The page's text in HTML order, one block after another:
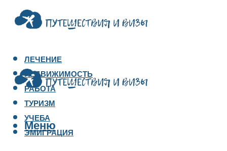
ЛЕЧЕНИЕ
НЕДВИЖИМОСТЬ
РАБОТА
ТУРИЗМ
УЧЕБА
ЭМИГРАЦИЯ
Меню